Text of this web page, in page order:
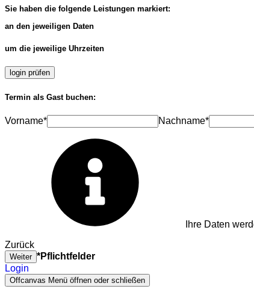
Sie haben die folgende Leistungen markiert:
an den jeweiligen Daten
um die jeweilige Uhrzeiten
login prüfen
Termin als Gast buchen:
Vorname* Nachname*
Ihre Daten
Zurück
Weiter *Pflichtfelder
Login
Offcanvas Menü öffnen oder schließen